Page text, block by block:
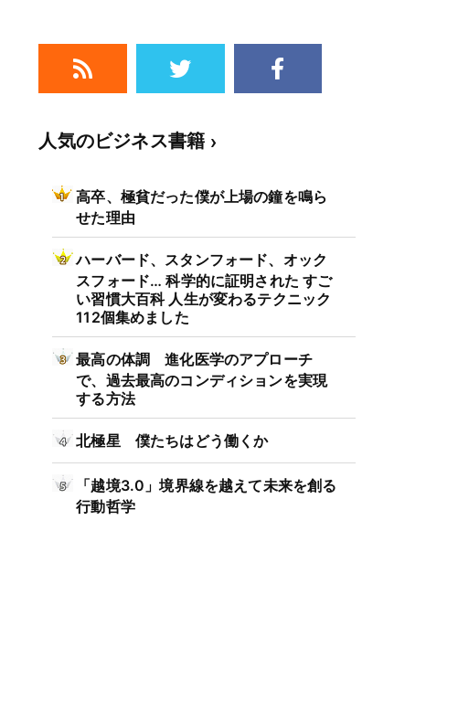
人気のビジネス書籍
高卒、極貧だった僕が上場の鐘を鳴ら
せた理由
ハーバード、スタンフォード、オック
スフォード… 科学的に証明された すご
い習慣大百科 人生が変わるテクニック
112個集めました
最高の体調 進化医学のアプローチ
で、過去最高のコンディションを実現
する方法
北極星 僕たちはどう働くか
「越境3.0」境界線を越えて未来を創る
行動哲学